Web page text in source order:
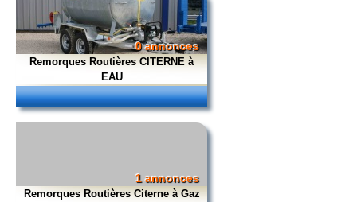
0 annonces
Remorques Routières CITERNE à
EAU
1 annonces
Remorques Routières Citerne à Gaz